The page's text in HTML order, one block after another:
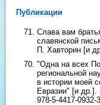
Публикации
Слава вам
славянской
П. Хавторин [и
"Одна на всех
региональной
в истории моей
Евразии" [и др.].
978-5-4417-0932-